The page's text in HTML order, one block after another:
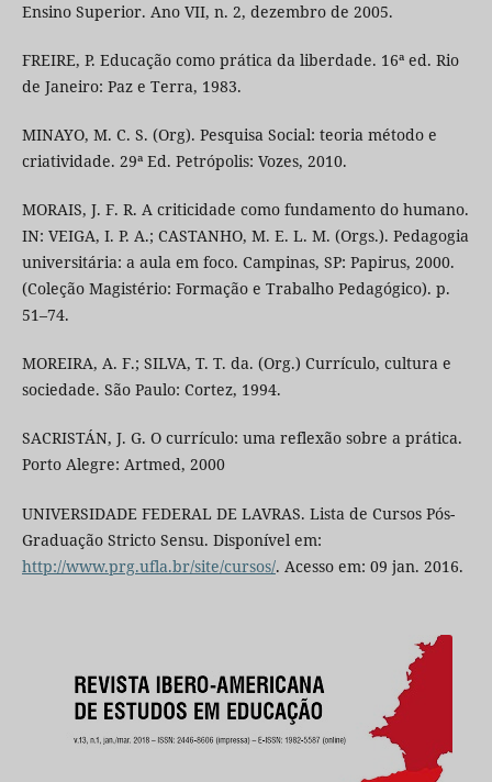
Ensino Superior. Ano VII, n. 2, dezembro de 2005.
FREIRE, P. Educação como prática da liberdade. 16ª ed. Rio
de Janeiro: Paz e Terra, 1983.
MINAYO, M. C. S. (Org). Pesquisa Social: teoria método e
criatividade. 29ª Ed. Petrópolis: Vozes, 2010.
MORAIS, J. F. R. A criticidade como fundamento do humano.
IN: VEIGA, I. P. A.; CASTANHO, M. E. L. M. (Orgs.). Pedagogia
universitária: a aula em foco. Campinas, SP: Papirus, 2000.
(Coleção Magistério: Formação e Trabalho Pedagógico). p.
51–74.
MOREIRA, A. F.; SILVA, T. T. da. (Org.) Currículo, cultura e
sociedade. São Paulo: Cortez, 1994.
SACRISTÁN, J. G. O currículo: uma reflexão sobre a prática.
Porto Alegre: Artmed, 2000
UNIVERSIDADE FEDERAL DE LAVRAS. Lista de Cursos Pós-
Graduação Stricto Sensu. Disponível em:
http://www.prg.ufla.br/site/cursos/. Acesso em: 09 jan. 2016.